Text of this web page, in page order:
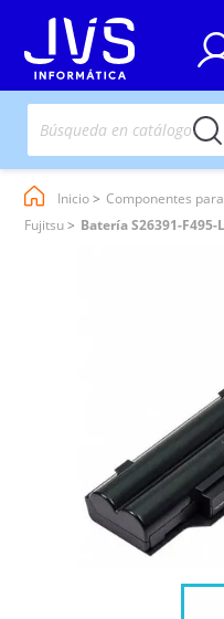
Inicio Componentes
Fujitsu
Batería S26391-